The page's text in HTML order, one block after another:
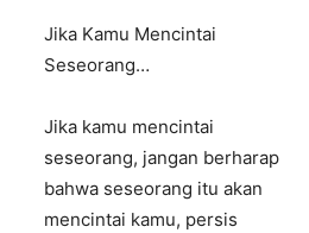
Jika Kamu Mencintai
Seseorang…
Jika kamu mencintai
seseorang, jangan berharap
bahwa seseorang itu akan
mencintai kamu, persis